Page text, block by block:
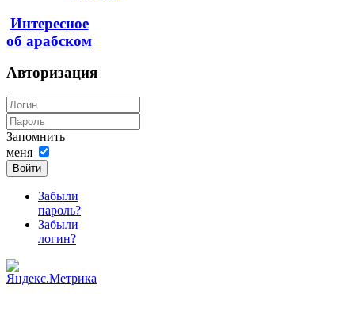
Интересное
об арабском
Авторизация
Запомнить
меня
Войти
Забыли
пароль?
Забыли
логин?